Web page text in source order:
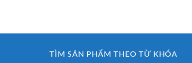
TÌM SẢN PHẨM THEO TỪ KHÓA